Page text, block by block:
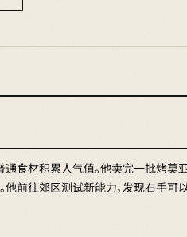
食材积累人气值。他卖完一批烤莫
他前往郊区测试新能力，发现右手可